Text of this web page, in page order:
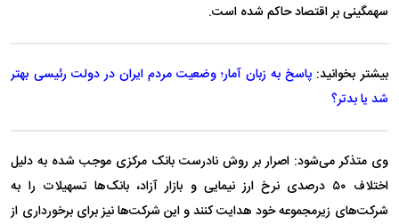
سهمگینی بر اقتصاد حاکم شده است.
بیشتر بخوانید: پاسخ به زبان آمار؛ وضعیت مردم ایران در دولت رئیسی بهتر
شد یا بدتر؟
وی متذکر می‌شود: اصرار بر روش نادرست بانک مرکزی موجب شده به دلیل
اختلاف ۵۰ درصدی نرخ ارز نیمایی و بازار آزاد، بانک‌ها تسهیلات را به
شرکت‌های زیرمجموعه خود هدایت ‌کنند و این شرکت‌ها نیز برای برخورداری از